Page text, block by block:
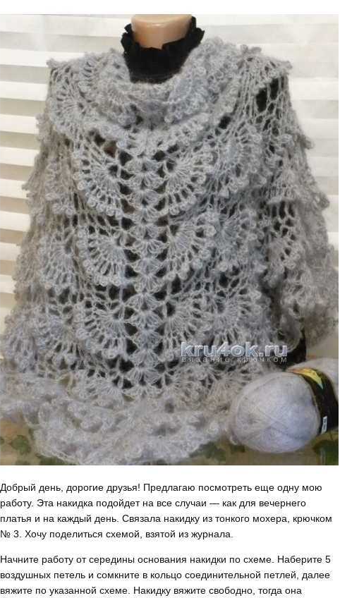
Добрый день, дорогие друзья! Предлагаю посмотреть еще одну мою
работу. Эта накидка подойдет на все случаи — как для вечернего
платья и на каждый день. Связала накидку из тонкого мохера, крючком
№ 3. Хочу поделиться схемой, взятой из журнала.
Начните работу от середины основания накидки по схеме. Наберите 5
воздушных петель и сомкните в кольцо соединительной петлей, далее
вяжите по указанной схеме. Накидку вяжите свободно, тогда она